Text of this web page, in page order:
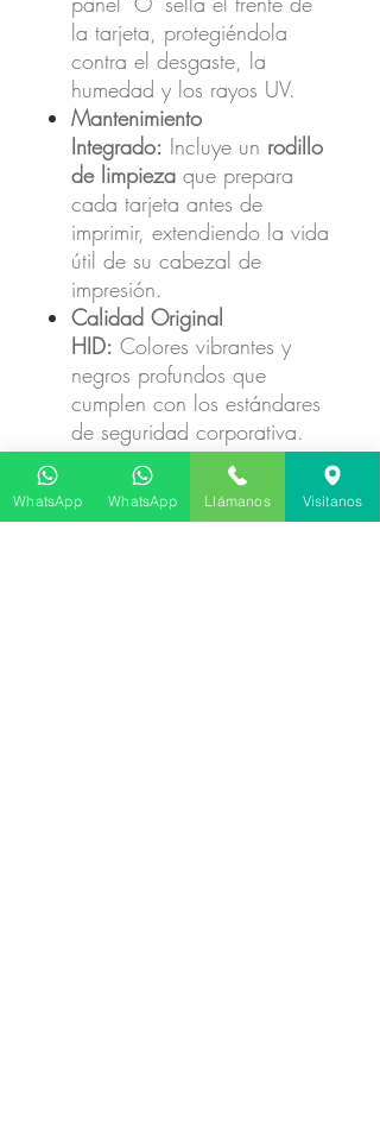
la tarjeta, protegiéndola
contra el desgaste, la
humedad y los rayos UV.
Mantenimiento
Integrado: Incluye un rodillo
de limpieza que prepara
cada tarjeta antes de
imprimir, extendiendo la vida
útil de su cabezal de
impresión.
Calidad Original
HID: Colores vibrantes y
negros profundos que
cumplen con los estándares
de seguridad corporativa.
Especificaciones Técnicas:
Referencia:045010.
WhatsApp WhatsApp Llámanos Visítanos